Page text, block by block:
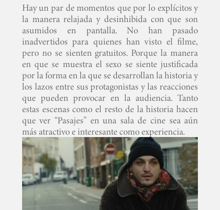
Hay un par de momentos que por lo explícitos y
la manera relajada y desinhibida con que son
asumidos en pantalla. No han pasado
inadvertidos para quienes han visto el filme,
pero no se sienten gratuitos. Porque la manera
en que se muestra el sexo se siente justificada
por la forma en la que se desarrollan la historia y
los lazos entre sus protagonistas y las reacciones
que pueden provocar en la audiencia. Tanto
estas escenas como el resto de la historia hacen
que ver “Pasajes” en una sala de cine sea aún
más atractivo e interesante como experiencia.